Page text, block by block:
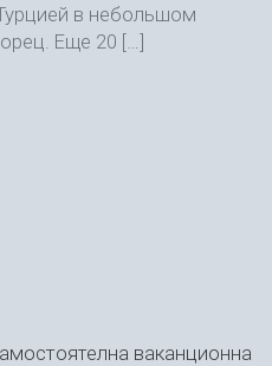
в небольшом
Еще 20 […]
ваканционна